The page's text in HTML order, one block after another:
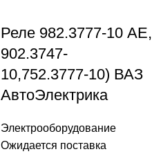
Реле 982.3777-10 АЕ,
902.3747-
10,752.3777-10) ВАЗ
АвтоЭлектрика
Электрооборудование
Ожидается поставка